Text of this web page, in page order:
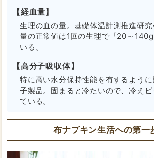
【経血量】
生理の血の量。基礎体温計測推進研究
量の正常値は1回の生理で「20～
いる。
【高分子吸収体】
特に高い水分保持性能を有するよう
子製品。固まると冷たいので、冷え
ている。
布ナプキン生活への第一